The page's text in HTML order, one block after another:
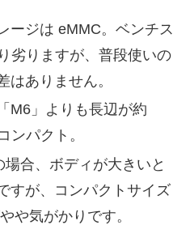
ージは eMMC。ベンチス
劣りますが、普段使いの
はありません。
M6」よりも長辺が約
ンパクト。
合、ボディが大きいと
すが、コンパクトサイズ
や気がかりです。